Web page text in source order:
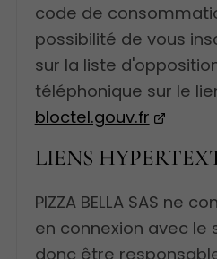
code de
possibilité de vous
sur la liste
téléphonique sur le
bloctel.gouv.fr
LIENS
PIZZA BELLA SAS ne
en connexion avec le
donc être